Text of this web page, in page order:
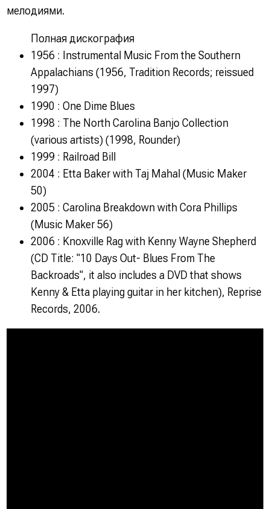
мелодиями.
Полная дискография
1956 : Instrumental Music From the Southern
Appalachians (1956, Tradition Records; reissued
1997)
1990 : One Dime Blues
1998 : The North Carolina Banjo Collection
(various artists) (1998, Rounder)
1999 : Railroad Bill
2004 : Etta Baker with Taj Mahal (Music Maker
50)
2005 : Carolina Breakdown with Cora Phillips
(Music Maker 56)
2006 : Knoxville Rag with Kenny Wayne Shepherd
(CD Title: "10 Days Out- Blues From The
Backroads", it also includes a DVD that shows
Kenny & Etta playing guitar in her kitchen), Reprise
Records, 2006.